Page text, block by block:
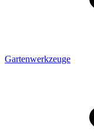
Gartenwerkzeuge